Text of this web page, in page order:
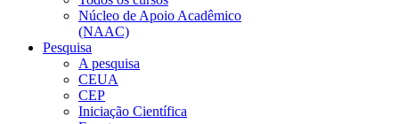
Núcleo de Apoio Acadêmico
(NAAC)
Pesquisa
A pesquisa
CEUA
CEP
Iniciação Científica